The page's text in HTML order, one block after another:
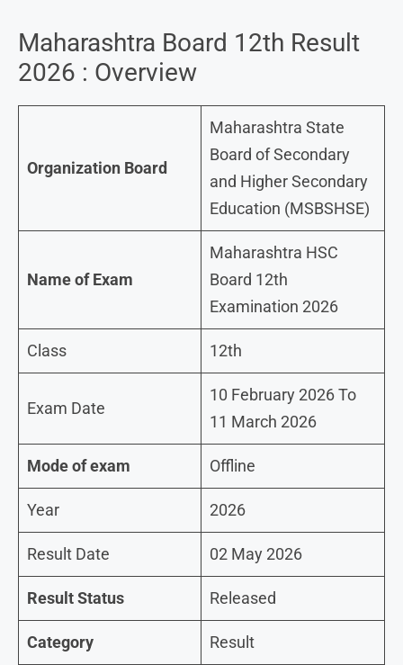
Maharashtra Board 12th Result
2026 : Overview
Organization Board
Maharashtra State
Board of Secondary
and Higher Secondary
Education (MSBSHSE)
Name of Exam
Maharashtra HSC
Board 12th
Examination 2026
Class 12th
Exam Date
10 February 2026 To
11 March 2026
Mode of exam Offline
Year 2026
Result Date 02 May 2026
Result Status Released
Category Result